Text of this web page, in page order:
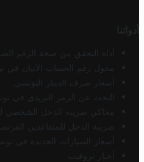
أدواتنا
أداة التحقق من صحة الرقم
محول رقم الحساب الآيبان في
أسعار صرف الدينار التونسي
البحث عن الرمز البريدي في
محاكي ضريبة الدخل الشخصي
ضريبة الدخل للمتقاعدين
أسعار السيارات الجديدة في
أخبار تروفيت